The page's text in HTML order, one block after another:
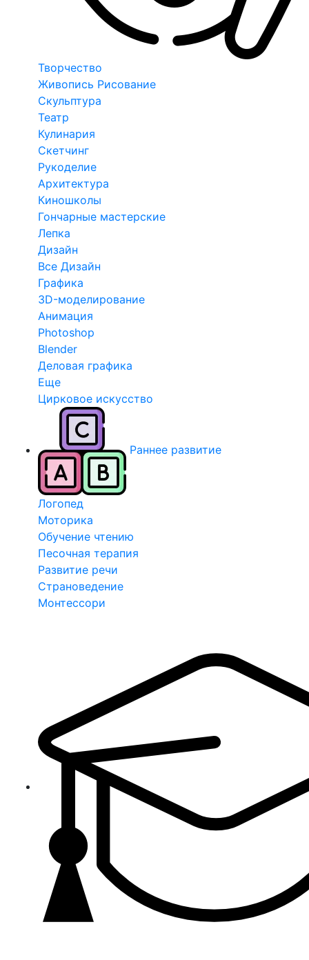
Творчество
Живопись Рисование
Скульптура
Театр
Кулинария
Скетчинг
Рукоделие
Архитектура
Киношколы
Гончарные мастерские
Лепка
Дизайн
Все Дизайн
Графика
3D-моделирование
Анимация
Photoshop
Blender
Деловая графика
Еще
Цирковое искусство
Раннее развитие
Логопед
Моторика
Обучение чтению
Песочная терапия
Развитие речи
Страноведение
Монтессори